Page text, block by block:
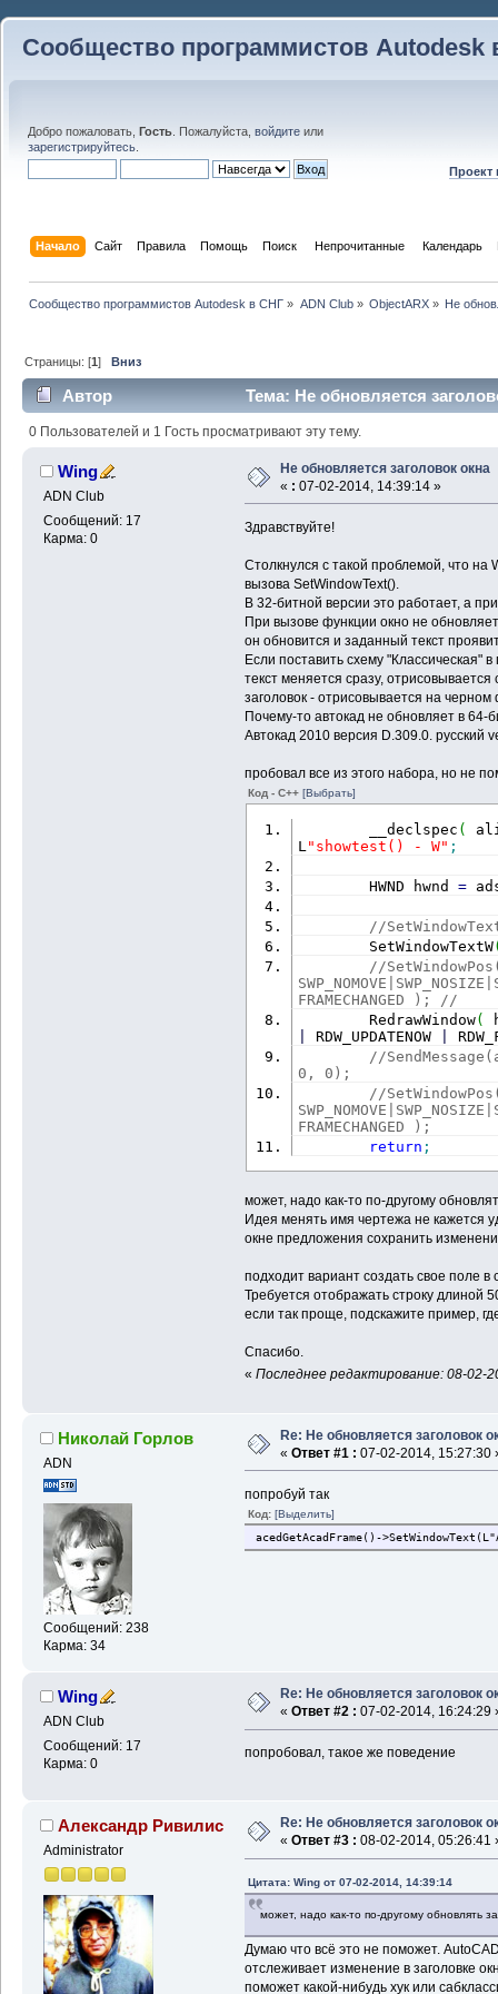
Сообщество программистов Autodesk
Добро пожаловать, Гость . Пожалуйста, войдите или
зарегистрируйтесь
Проект
Начало Сайт Правила Помощь Поиск Непрочитанные Календарь
Сообщество программистов Autodesk в СНГ » ADN Club» ObjectARX» Не
Страницы: [1]Вниз
Автор Тема: Не обновляется
0 Пользователей и 1 Гость просматривают эту тему.
Wing
ADN Club
Сообщений: 17
Карма: 0
Не обновляется заголовок окна
« : 07-02-2014, 14:39:14 »
Здравствуйте!
Столкнулся с такой проблемой, что на
вызова SetWindowText().
В 32-битной версии это работает, а
При вызове функции окно не
он обновится и заданный текст
Если поставить схему "Классическая"
текст меняется сразу,
заголовок - отрисовывается на
Почему-то автокад не обновляет в 64-
Автокад 2010 версия D.309.0. русский
пробовал все из этого набора, но не
Код - C++ [Выбрать]
__declspec (
L "showtest() - W" ;
HWND hwnd =
//
SetWindowTextW
//
FRAMECHANGED ); //
RedrawWindow(
RDW_UPDATENOW
//
0, 0);
//
FRAMECHANGED );
return ;
может, надо как-то по-другому
Идея менять имя чертежа не кажется
окне предложения сохранить
подходит вариант создать свое поле в
Требуется отображать строку длиной
если так проще, подскажите пример,
Спасибо.
« Последнее редактирование: 08-02-
Николай Горлов
ADN
Сообщений: 238
Карма: 34
Re: Не обновляется заголовок
« Ответ #1 : 07-02-2014, 15:27:30
попробуй так
Код: [Выделить]
acedGetAcadFrame()-
Wing
ADN Club
Сообщений: 17
Карма: 0
Re: Не обновляется заголовок
« Ответ #2 : 07-02-2014, 16:24:29
попробовал, такое же поведение
Александр Ривилис
Administrator
Re: Не обновляется заголовок
« Ответ #3 : 08-02-2014, 05:26:41
Цитата: Wing от 07-02-2014, 14:39:14
может, надо как-то по-другому обновлять
Думаю что всё это не поможет.
отслеживает изменение в заголовке
поможет какой-нибудь хук или